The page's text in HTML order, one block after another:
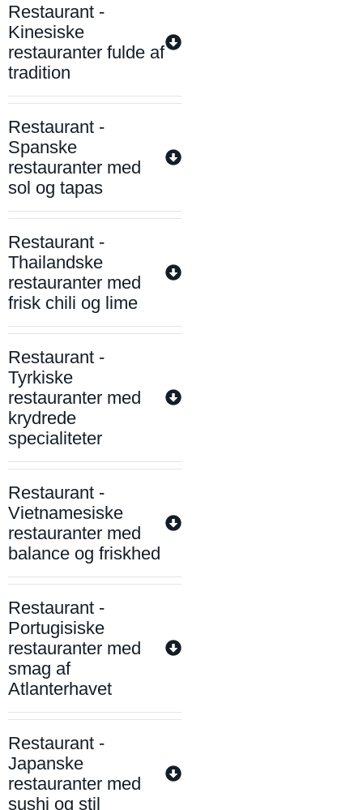
Restaurant -
Kinesiske
restauranter fulde af
tradition
Restaurant -
Spanske
restauranter med
sol og tapas
Restaurant -
Thailandske
restauranter med
frisk chili og lime
Restaurant -
Tyrkiske
restauranter med
krydrede
specialiteter
Restaurant -
Vietnamesiske
restauranter med
balance og friskhed
Restaurant -
Portugisiske
restauranter med
smag af
Atlanterhavet
Restaurant -
Japanske
restauranter med
sushi og stil